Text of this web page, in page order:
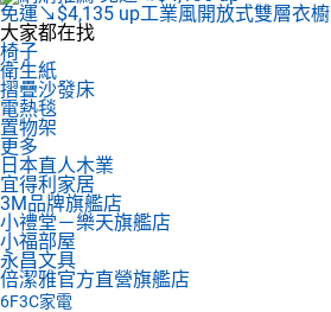
免運↘$4,135 up工業風開放式雙層衣櫥
大家都在找
椅子
衛生紙
摺疊沙發床
電熱毯
置物架
更多
日本直人木業
宜得利家居
3M品牌旗艦店
小禮堂－樂天旗艦店
小福部屋
永昌文具
倍潔雅官方直營旗艦店
6F3C家電